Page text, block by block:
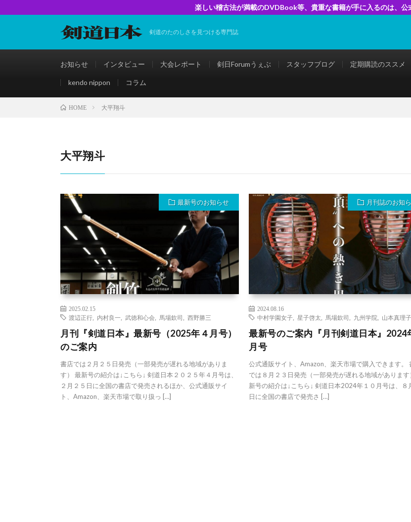
楽しい稽古法が満載のDVDBook等、貴重な書籍が手に入るのは、公
剣道のたのしさを見つける専門誌
お知らせ インタビュー 大会レポート 剣日Forumうぇぶ スタッフブログ 定期購読のススメ
kendo nippon コラム
HOME 大平翔斗
大平翔斗
最新号のお知らせ
2025.02.15
渡辺正行
内村良一 武徳和心会 馬場欽司 西野勝三
月刊『剣道日本』最新号（2025年４月号）
のご案内
書店では２月２５日発売（一部発売が遅れる地域がありま
す） 最新号の紹介は↓こちら↓ 剣道日本２０２５年４月号は、
２月２５日に全国の書店で発売されるほか、公式通販サイ
ト、Amazon、楽天市場で取り扱っ […]
月刊誌のお知
2024.08.16
中村学園女子
星子啓太 馬場欽司 九州学院 山本真理子
最新号のご案内『月刊剣道日本』2024
月号
公式通販サイト、Amazon、楽天市場で購入できます。
では８月２３日発売（一部発売が遅れる地域があります
新号の紹介は↓こちら↓ 剣道日本2024年１０月号は、８
日に全国の書店で発売さ […]